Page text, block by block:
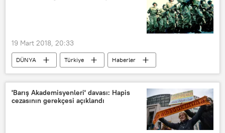
19 Mart 2018, 20:33
DÜNYA Türkiye
Haberler
TÜRKİYE
Afrin
Türk Silahlı Kuvvetleri (TSK)
'Barış Akademisyenleri' davası: Hapis
cezasının gerekçesi açıklandı